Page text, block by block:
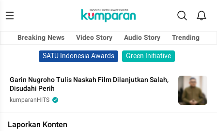
Breaking News Video Story Audio Story
Trending
SATU Indonesia Awards
Green Initiative
Garin Nugroho Tulis Naskah Film Dilanjutkan Salah,
Disudahi Perih
kumparanHITS
Laporkan Konten